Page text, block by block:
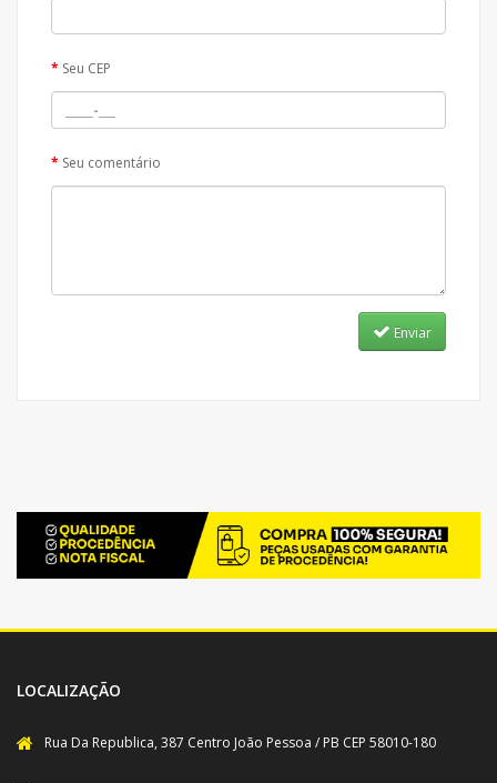
Seu CEP
Seu comentário
Enviar
LOCALIZAÇÃO
Rua Da Republica, 387 Centro João Pessoa / PB CEP 58010-180